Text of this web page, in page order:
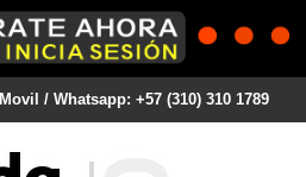
Movil / Whatsapp: +57 (310) 310 1789